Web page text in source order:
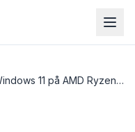
Windows 11 på AMD Ryzen 1000: Komplet kompatibilitetsvejledning